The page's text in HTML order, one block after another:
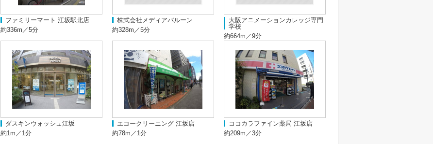
ファミリーマート 江坂駅北店
約336m／5分
株式会社メディアバルーン
約328m／5分
大阪アニメーションカレッジ専門
学校
約664m／9分
ダスキンウォッシュ江坂
約1m／1分
エコークリーニング 江坂店
約78m／1分
ココカラファイン薬局 江坂店
約209m／3分